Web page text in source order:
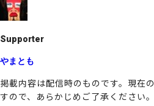
Supporter
やまとも
掲載内容は配信時のものです。現在
すので、あらかじめご了承ください。